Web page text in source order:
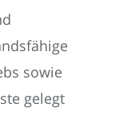
sowie
gelegt